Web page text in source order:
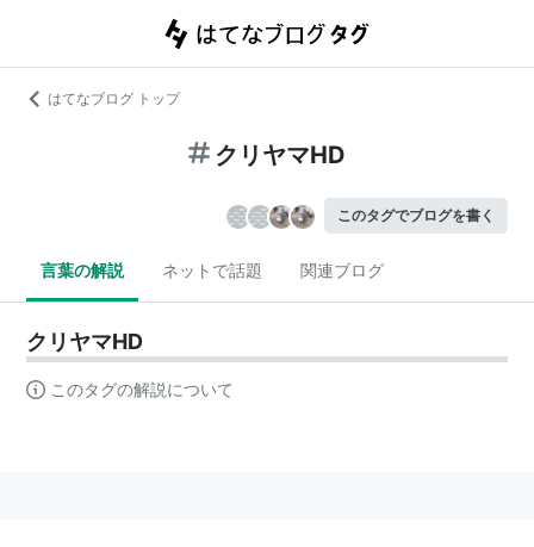
はてなブログ トップ
クリヤマHD
このタグでブログを書く
言葉の解説 ネットで話題 関連ブログ
クリヤマHD
このタグの解説について